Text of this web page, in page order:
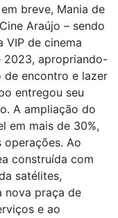
breve, Mania de
Araújo – sendo
VIP de cinema
2023, apropriando-
encontro e lazer
entregou seu
A ampliação do
em mais de 30%,
Ao
construída com
satélites,
nova praça de
e ao